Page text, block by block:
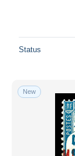
Status
New